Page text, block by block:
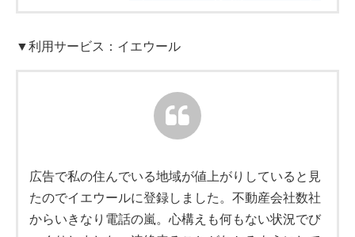
▼利用サービス：イエウール
広告で私の住んでいる地域が値上がりしていると見
たのでイエウールに登録しました。不動産会社数社
からいきなり電話の嵐。心構えも何もない状況でび